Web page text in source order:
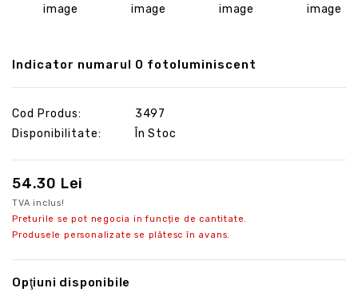
Indicator numarul 0 fotoluminiscent
Cod Produs:
3497
Disponibilitate:
În Stoc
54.30 Lei
TVA inclus!
Preturile se pot negocia in funcție de cantitate.
Produsele personalizate se plătesc în avans.
Opţiuni disponibile